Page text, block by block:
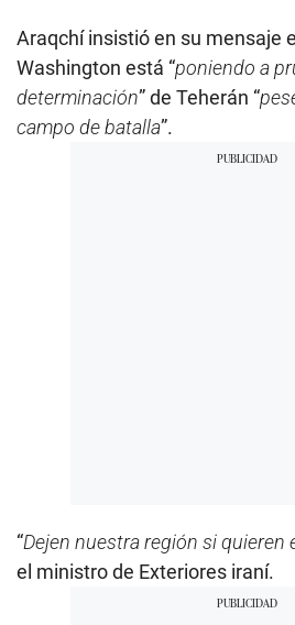
Araqchí insistió en su mensaje
Washington está “poniendo a
determinación” de Teherán “
campo de batalla”.
“Dejen nuestra región si quieren
el ministro de Exteriores iraní.